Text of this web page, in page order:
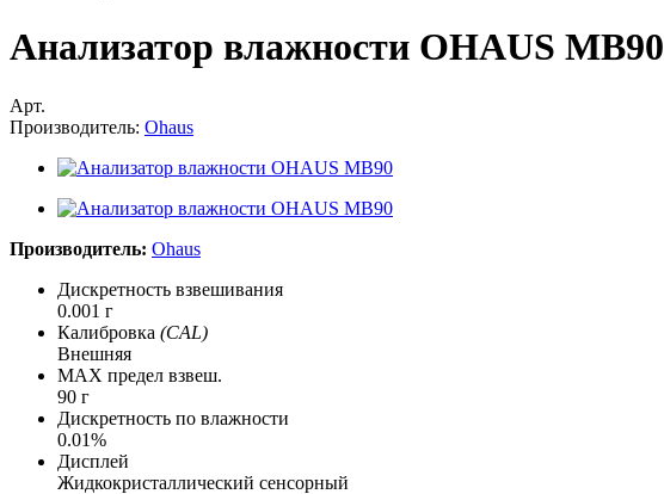
Анализатор влажности OHAUS MB90
Арт.
Производитель: Ohaus
Производитель: Ohaus
Дискретность взвешивания
0.001 г
Калибровка (CAL)
Внешняя
MAX предел взвеш.
90 г
Дискретность по влажности
0.01%
Дисплей
Жидкокристаллический сенсорный